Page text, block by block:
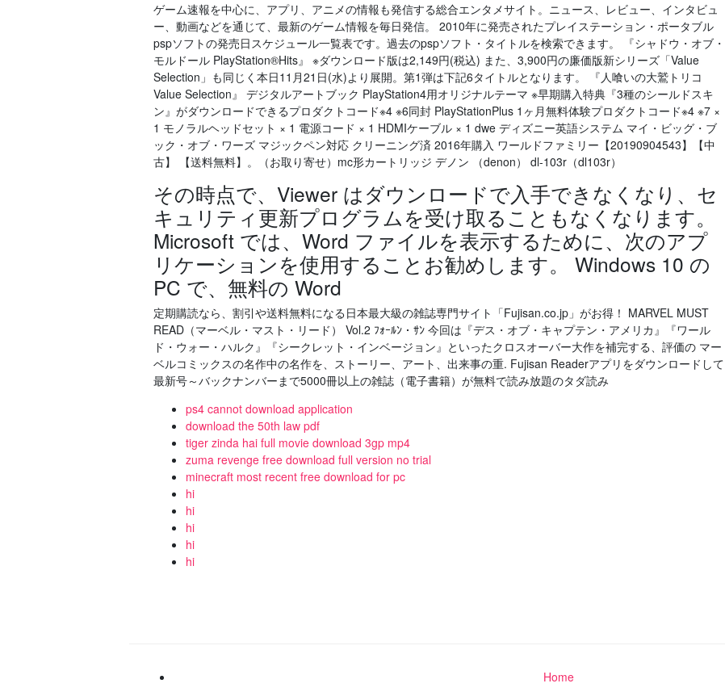
ゲーム速報を中心に、アプリ、アニメの情報も発信する総合エンタメサイト。ニュース、レビュー、インタビュ
ー、動画などを通じて、最新のゲーム情報を毎日発信。 2010年に発売されたプレイステーション・ポータブル
pspソフトの発売日スケジュール一覧表です。過去のpspソフト・タイトルを検索できます。 『シャドウ・オブ・
モルドール PlayStation®Hits』 ※ダウンロード版は2,149円(税込) また、3,900円の廉価版新シリーズ「Value
Selection」も同じく本日11月21日(水)より展開。第1弾は下記6タイトルとなります。 『人喰いの大鷲トリコ
Value Selection』 デジタルアートブック PlayStation4用オリジナルテーマ ※早期購入特典『3種のシールドスキ
ン』がダウンロードできるプロダクトコード※4 ※6同封 PlayStationPlus 1ヶ月無料体験プロダクトコード※4 ※7 ×
1 モノラルヘッドセット × 1 電源コード × 1 HDMIケーブル × 1 dwe ディズニー英語システム マイ・ビッグ・ブ
ック・オブ・ワーズ マジックペン対応 クリーニング済 2016年購入 ワールドファミリー【20190904543】【中
古】 【送料無料】。（お取り寄せ）mc形カートリッジ デノン （denon） dl-103r（dl103r）
その時点で、Viewer はダウンロードで入手できなくなり、セ
キュリティ更新プログラムを受け取ることもなくなります。
Microsoft では、Word ファイルを表示するために、次のアプ
リケーションを使用することお勧めします。 Windows 10 の
PC で、無料の Word
定期購読なら、割引や送料無料になる日本最大級の雑誌専門サイト「Fujisan.co.jp」がお得！ MARVEL MUST
READ（マーベル・マスト・リード） Vol.2 ﾌｫｰﾙﾝ・ｻﾝ 今回は『デス・オブ・キャプテン・アメリカ』『ワール
ド・ウォー・ハルク』『シークレット・インベージョン』といったクロスオーバー大作を補完する、評価の マー
ベルコミックスの名作中の名作を、ストーリー、アート、出来事の重. Fujisan Readerアプリをダウンロードして
最新号～バックナンバーまで5000冊以上の雑誌（電子書籍）が無料で読み放題のタダ読み
ps4 cannot download application
download the 50th law pdf
tiger zinda hai full movie download 3gp mp4
zuma revenge free download full version no trial
minecraft most recent free download for pc
hi
hi
hi
hi
hi
Home